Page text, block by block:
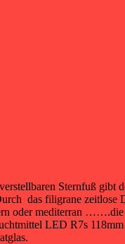
Sternfuß gibt
das filigrane zeitlose
oder mediterran
LED R7s